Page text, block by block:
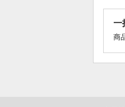
一
商